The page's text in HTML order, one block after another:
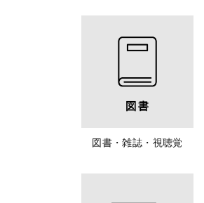
図書・雑誌・視聴覚